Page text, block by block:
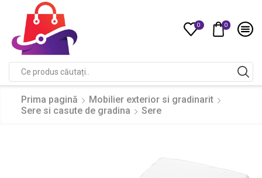
0 0
input
Prima pagină
Mobilier exterior si gradinarit
Sere si casute de gradina
Sere